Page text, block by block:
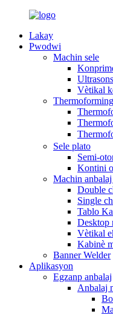
Lakay
Pwodwi
Machin sele
Vètikal
Sele plato
Semi-
Kontini
Machin
Double
Single
Tablo
Desktop
Vètikal
Kabinè
Banner Welder
Aplikasyon
Egzanp anbalaj
Anbalaj